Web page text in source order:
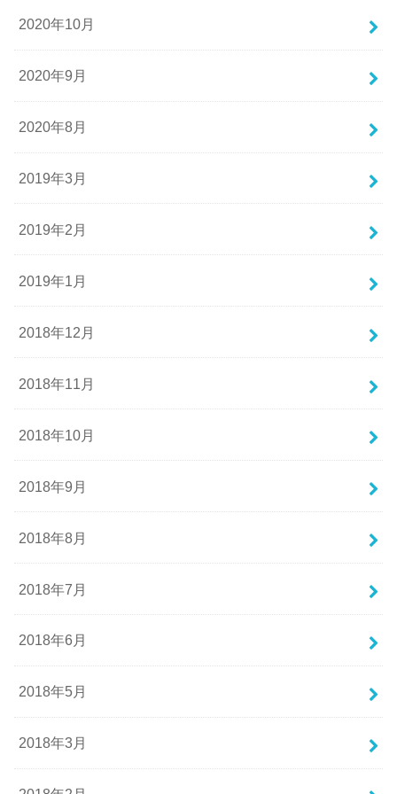
2020年10月
2020年9月
2020年8月
2019年3月
2019年2月
2019年1月
2018年12月
2018年11月
2018年10月
2018年9月
2018年8月
2018年7月
2018年6月
2018年5月
2018年3月